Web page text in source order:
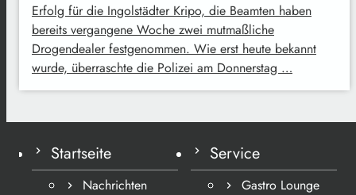
Erfolg für die Ingolstädter Kripo, die Beamten haben
bereits vergangene Woche zwei mutmaßliche
Drogendealer festgenommen. Wie erst heute bekannt
wurde, überraschte die Polizei am Donnerstag …
Startseite
Nachrichten
Service
Gastro Lounge